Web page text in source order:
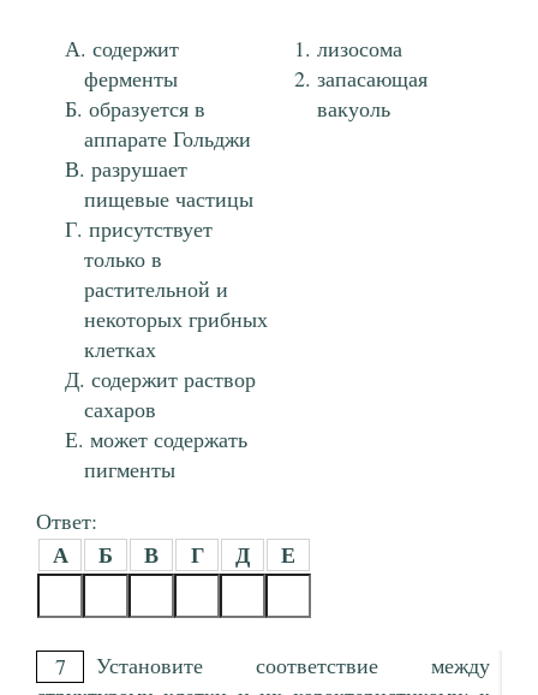
содержит
ферменты
образуется в
аппарате Гольджи
разрушает
пищевые частицы
присутствует
только в
растительной и
некоторых грибных
клетках
содержит раствор
сахаров
может содержать
пигменты
лизосома
запасающая
вакуоль
Ответ:
А Б В Г Д Е
7
Установите соответствие между